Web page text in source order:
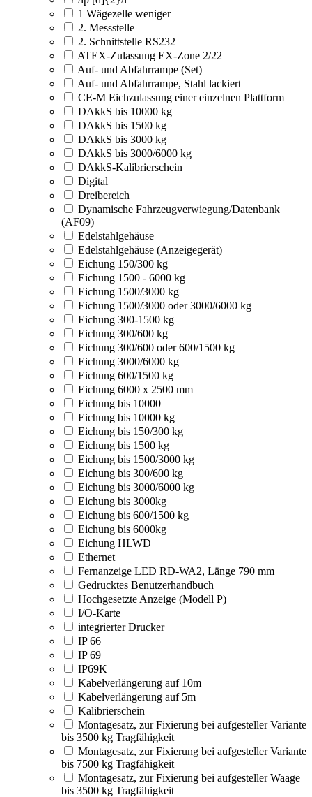
1 Wägezelle weniger
2. Messstelle
2. Schnittstelle RS232
ATEX-Zulassung EX-Zone 2/22
Auf- und Abfahrrampe (Set)
Auf- und Abfahrrampe, Stahl lackiert
CE-M Eichzulassung einer einzelnen Plattform
DAkkS bis 10000 kg
DAkkS bis 1500 kg
DAkkS bis 3000 kg
DAkkS bis 3000/6000 kg
DAkkS-Kalibrierschein
Digital
Dreibereich
Dynamische Fahrzeugverwiegung/Datenbank
(AF09)
Edelstahlgehäuse
Edelstahlgehäuse (Anzeigegerät)
Eichung 150/300 kg
Eichung 1500 - 6000 kg
Eichung 1500/3000 kg
Eichung 1500/3000 oder 3000/6000 kg
Eichung 300-1500 kg
Eichung 300/600 kg
Eichung 300/600 oder 600/1500 kg
Eichung 3000/6000 kg
Eichung 600/1500 kg
Eichung 6000 x 2500 mm
Eichung bis 10000
Eichung bis 10000 kg
Eichung bis 150/300 kg
Eichung bis 1500 kg
Eichung bis 1500/3000 kg
Eichung bis 300/600 kg
Eichung bis 3000/6000 kg
Eichung bis 3000kg
Eichung bis 600/1500 kg
Eichung bis 6000kg
Eichung HLWD
Ethernet
Fernanzeige LED RD-WA2, Länge 790 mm
Gedrucktes Benutzerhandbuch
Hochgesetzte Anzeige (Modell P)
I/O-Karte
integrierter Drucker
IP 66
IP 69
IP69K
Kabelverlängerung auf 10m
Kabelverlängerung auf 5m
Kalibrierschein
Montagesatz, zur Fixierung bei aufgesteller Variante
bis 3500 kg Tragfähigkeit
Montagesatz, zur Fixierung bei aufgesteller Variante
bis 7500 kg Tragfähigkeit
Montagesatz, zur Fixierung bei aufgesteller Waage
bis 3500 kg Tragfähigkeit